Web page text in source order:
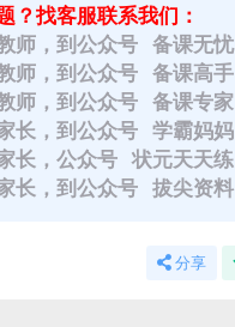
？找客服联系我们：
师，到公众号 备课无忧
师，到公众号 备课高手
师，到公众号 备课专家
长，到公众号 学霸妈妈
长，公众号 状元天天练
长，到公众号 拔尖资料
分享